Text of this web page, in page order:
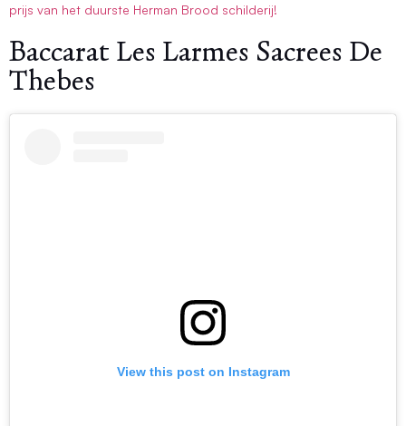
prijs van het duurste Herman Brood schilderij!
Baccarat Les Larmes Sacrees De
Thebes
View this post on Instagram